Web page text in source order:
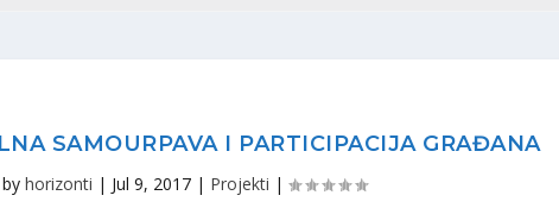
SAMOURPAVA I PARTICIPACIJA GRAĐANA
byhorizonti | Jul 9, 2017 | Projekti |